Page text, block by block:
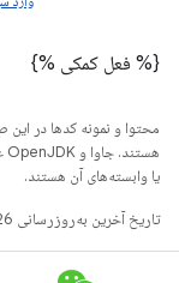
{% فعل کمکی %}
محتوا و نمونه کدها در
یا وابسته‌های آن هستند.
تاریخ آخرین به‌روزرسانی 2026-08-07 به‌وقت ساعت هماهنگ جهانی.